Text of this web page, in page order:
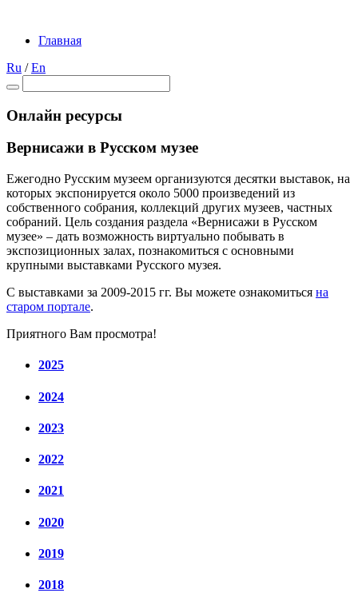
Главная
Ru /En
Онлайн ресурсы
Вернисажи в Русском музее
Ежегодно Русским музеем организуются десятки выставок, на
которых экспонируется около 5000 произведений из
собственного собрания, коллекций других музеев, частных
собраний. Цель создания раздела «Вернисажи в Русском
музее» – дать возможность виртуально побывать в
экспозиционных залах, познакомиться с основными
крупными выставками Русского музея.
С выставками за 2009-2015 гг. Вы можете ознакомиться на
старом портале.
Приятного Вам просмотра!
2025
2024
2023
2022
2021
2020
2019
2018